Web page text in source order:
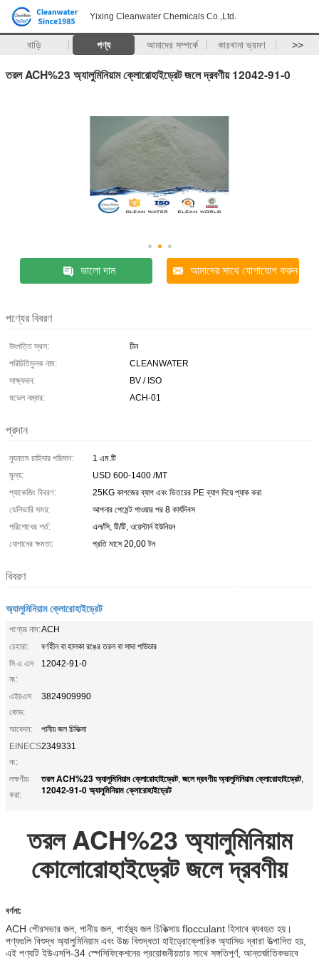
Yixing Cleanwater Chemicals Co.,Ltd.
বাড়ি পণ্য আমাদের সম্পর্কে কারখানা ভ্রমণ >>
তরল ACH%23 অ্যালুমিনিয়াম ক্লোরোহাইড্রেট জলে দ্রবণীয় 12042-91-0
ভালো দাম আমাদের সাথে যোগাযোগ করুন
পণ্যের বিবরণ
উৎপত্তি স্থল:
চীন
পরিচিতিমুলক নাম:
CLEANWATER
সাক্ষ্যদান:
BV / ISO
মডেল নম্বার:
ACH-01
প্রদান
ন্যূনতম চাহিদার পরিমাণ:
1 এম.টি
মূল্য:
USD 600-1400 /MT
প্যাকেজিং বিবরণ:
25KG কাগজের ব্যাগ এবং ভিতরের PE ব্যাগ দিয়ে প্যাক করা
ডেলিভারি সময়:
আপনার পেমেন্ট পাওয়ার পর 8 কার্যদিবস
পরিশোধের শর্ত:
এল/সি, টি/টি, ওয়েস্টার্ন ইউনিয়ন
যোগানের ক্ষমতা:
প্রতি মাসে 20,00 টন
বিবরণ
অ্যালুমিনিয়াম ক্লোরোহাইড্রেট
পণ্যের নাম:ACH
চেহারা:
বর্ণহীন বা হালকা রঙের তরল বা সাদা পাউডার
সি এ এস
নং:
12042-91-0
এইচএস
কোড:
3824909990
আবেদন:
পানীয় জল চিকিত্সা
EINECS
নং:
2349331
লক্ষণীয়
করা:
তরল ACH%23 অ্যালুমিনিয়াম ক্লোরোহাইড্রেট, জলে দ্রবণীয় অ্যালুমিনিয়াম ক্লোরোহাইড্রেট,
12042-91-0 অ্যালুমিনিয়াম ক্লোরোহাইড্রেট
তরল ACH%23 অ্যালুমিনিয়াম
কোলোরোহাইড্রেট জলে দ্রবণীয়
বর্ণনা:
ACH পৌরসভার জল, পানীয় জল, গার্হস্থ্য জল চিকিত্সায় flocculant হিসাবে ব্যবহৃত হয়।
পণ্যগুলি বিশুদ্ধ অ্যালুমিনিয়াম এবং উচ্চ বিশুদ্ধতা হাইড্রোক্লোরিক অ্যাসিড দ্বারা উত্পাদিত হয়,
এই পণ্যটি ইউএসপি-34 স্পেসিফিকেশনের প্রয়োজনীয়তার সাথে সঙ্গতিপূর্ণ, আন্তর্জাতিকভাবে